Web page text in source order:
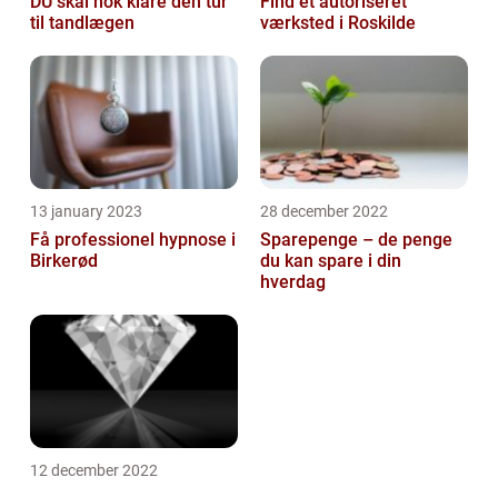
til tandlægen
værksted i Roskilde
13 january 2023
Få professionel hypnose i
Birkerød
28 december 2022
Sparepenge – de penge
du kan spare i din
hverdag
12 december 2022